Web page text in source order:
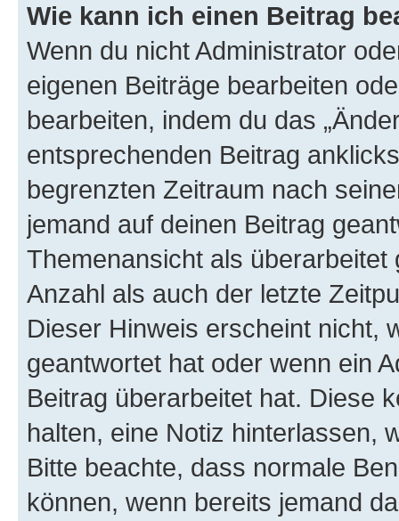
Wie kann ich einen Beitrag
Wenn du nicht Administrator
eigenen Beiträge bearbeiten
bearbeiten, indem du das
entsprechenden Beitrag
begrenzten Zeitraum nach
jemand auf deinen Beitrag
Themenansicht als
Anzahl als auch der letzte
Dieser Hinweis erscheint nicht,
geantwortet hat oder wenn ein
Beitrag überarbeitet hat. Diese
halten, eine Notiz hinterlassen,
Bitte beachte, dass normale
können, wenn bereits jemand